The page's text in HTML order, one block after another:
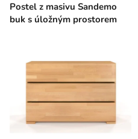
Postel z masivu Sandemo
buk s úložným prostorem